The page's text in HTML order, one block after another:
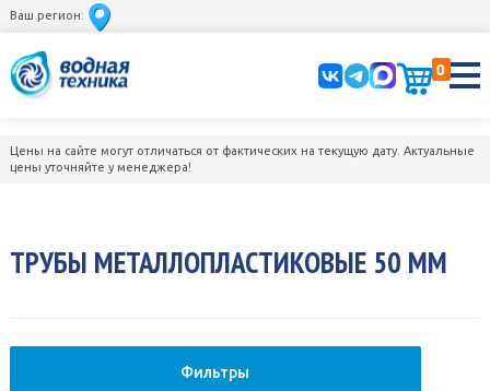
Ваш регион:
0
Цены на сайте могут отличаться от фактических на текущую дату. Актуальные
цены уточняйте у менеджера!
ТРУБЫ МЕТАЛЛОПЛАСТИКОВЫЕ 50 ММ
Фильтры